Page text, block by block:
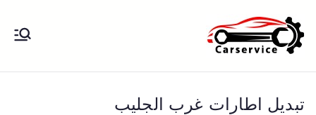
إلى
المحتوى
الكويت
بنشر متنقل الكويت كهرباء وبنشر تبديل
بارخص الاسعار
تبديل اطارات غرب الجليب